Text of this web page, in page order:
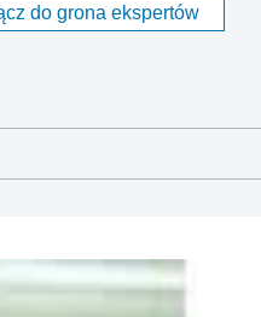
do grona ekspertów